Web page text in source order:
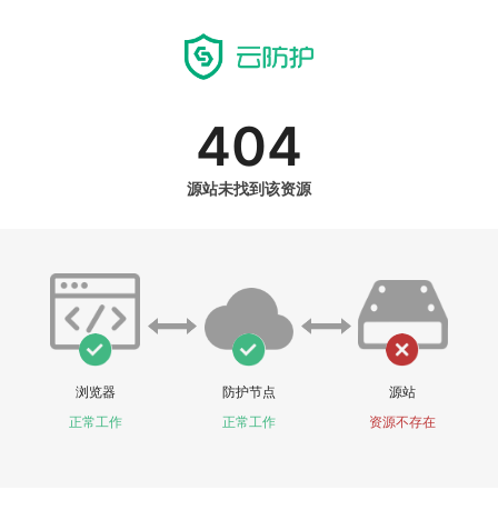
404
源站未找到该资源
浏览器
正常工作
防护节点
正常工作
源站
资源不存在